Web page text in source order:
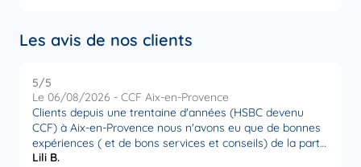
Les avis de nos clients
5/5
Le 06/08/2026 - CCF Aix-en-Provence
Clients depuis une trentaine d'années (HSBC devenu
CCF) à Aix-en-Provence nous n'avons eu que de bonnes
expériences ( et de bons services et conseils) de la part
de l' équipe que ce soit le directeur d'agence ou notre
Lili B.